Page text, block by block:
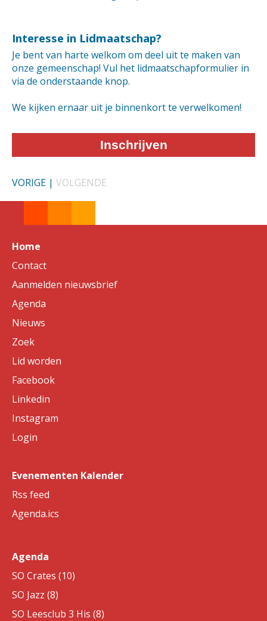
Interesse in Lidmaatschap?
Je bent van harte welkom om deel uit te maken van
onze gemeenschap! Vul het lidmaatschapformulier in
via de onderstaande knop.
We kijken ernaar uit je binnenkort te verwelkomen!
Inschrijven
VORIGE | VOLGENDE
Home
Contact
Aanmelden nieuwsbrief
Agenda
Nieuws
Zoek
Lid worden
Facebook
Linkedin
Instagram
Login
Evenementen Kalender
Rss feed
Agenda.ics
Agenda
SO Crates (10)
SO Jazz (8)
SO Leesclub 3 His (8)